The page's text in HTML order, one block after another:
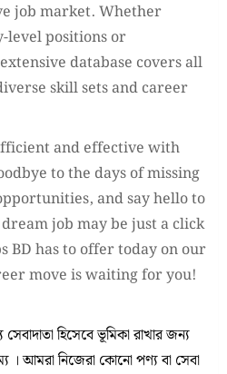
job market. Whether
level positions or
database covers all
skill sets and career
and effective with
to the days of missing
and say hello to
job may be just a click
BD has to offer today on our
move is waiting for you!
হিসেবে ভূমিকা রাখার জন্য
। আমরা নিজেরা কোনো পণ্য বা সেবা